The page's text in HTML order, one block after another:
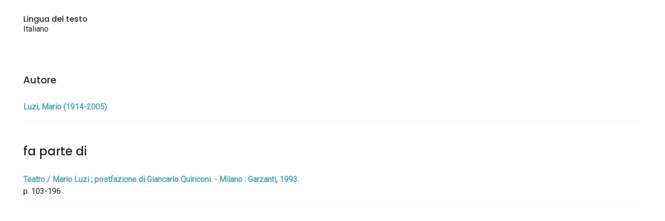
Lingua del testo
Italiano
Autore
Luzi, Mario (1914-2005)
fa parte di
Teatro / Mario Luzi ; postfazione di Giancarlo Quiriconi. - Milano : Garzanti, 1993.
p. 103-196